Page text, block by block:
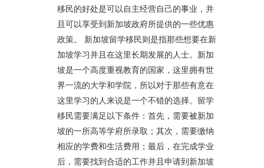
移民的好处是可以自主经营自己的事业，并
且可以享受到新加坡政府所提供的一些优惠
政策。 新加坡留学移民则是指那些想要在新
加坡学习并且在这里长期发展的人士。新加
坡是一个高度重视教育的国家，这里拥有世
界一流的大学和学院，所以对于那些有意在
这里学习的人来说是一个不错的选择。留学
移民需要满足以下条件：首先，需要被新加
坡的一所高等学府所录取；其次，需要缴纳
相应的学费和生活费用；最后，在完成学业
后，需要找到合适的工作并且申请到新加坡